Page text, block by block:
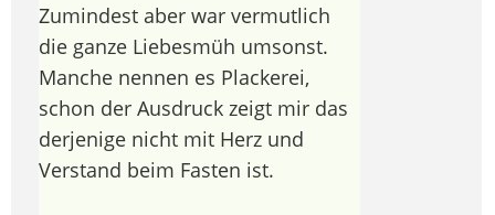
Zumindest aber war vermutlich
die ganze Liebesmüh umsonst.
Manche nennen es Plackerei,
schon der Ausdruck zeigt mir das
derjenige nicht mit Herz und
Verstand beim Fasten ist.